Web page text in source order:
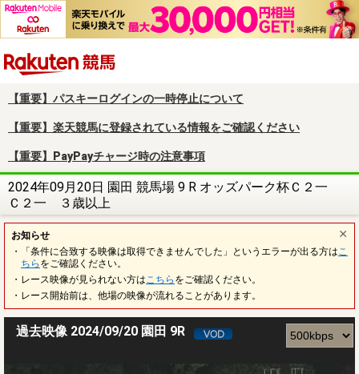
【重要】パスキーログインの一時停止について
【重要】楽天競馬に登録されている情報をご確認ください
【重要】PayPayチャージ時の注意事項
2024年09月20日 園田 競馬場 9 R オッズパーク杯Ｃ２一
Ｃ２一 ３歳以上
お知らせ
・「条件に合致する映像は取得できませんでした」というエラーが出る方は こ
ちら をご確認ください。
・レース映像が見られない方は こちら をご確認ください。
・レース開始前は、他場の映像が流れることがあります。
過去映像 2024/09/20 園田 9R